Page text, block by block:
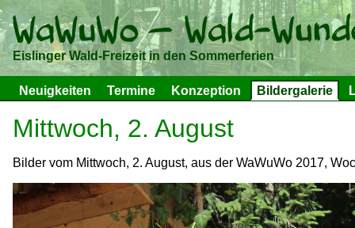
Eislinger Wald-Freizeit in den Sommerferien
Neuigkeiten Termine Konzeption Bildergalerie
Mittwoch, 2. August
Bilder vom Mittwoch, 2. August, aus der WaWuWo 2017,